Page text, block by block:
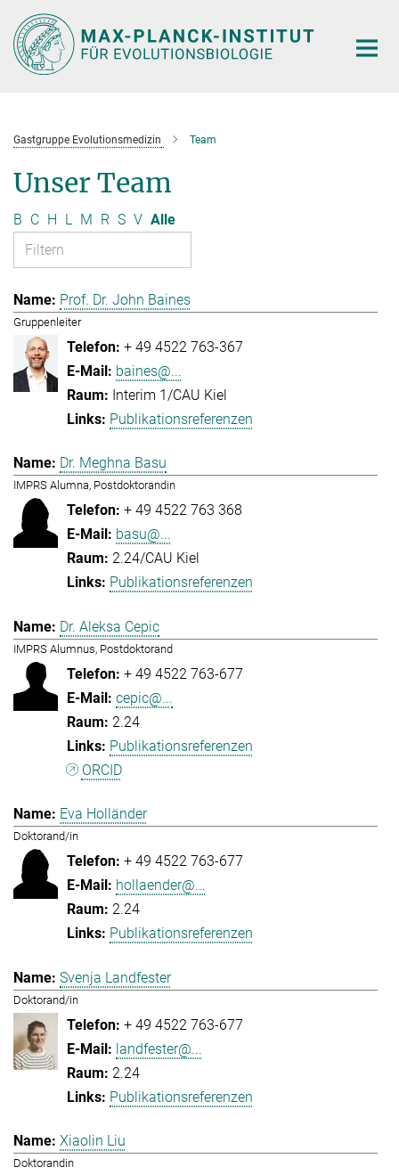
Hauptinhalt
Gastgruppe Evolutionsmedizin Team
Unser Team
B C H L M R S V Alle
Prof. Dr. John Baines
Gruppenleiter
+ 49 4522 763-367
baines@...
Interim 1/CAU Kiel
Publikationsreferenzen
Dr. Meghna Basu
IMPRS Alumna, Postdoktorandin
+ 49 4522 763 368
basu@...
2.24/CAU Kiel
Publikationsreferenzen
Dr. Aleksa Cepic
IMPRS Alumnus, Postdoktorand
+ 49 4522 763-677
cepic@...
2.24
Publikationsreferenzen
ORCID
Eva Holländer
Doktorand/in
+ 49 4522 763-677
hollaender@...
2.24
Publikationsreferenzen
Svenja Landfester
Doktorand/in
+ 49 4522 763-677
landfester@...
2.24
Publikationsreferenzen
Xiaolin Liu
Doktorandin